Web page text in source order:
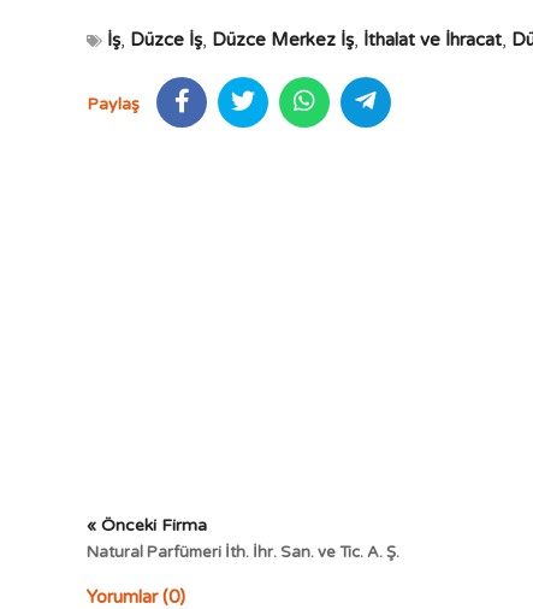
İş, Düzce İş, Düzce Merkez İş, İthalat ve İhracat,
Paylaş
« Önceki Firma
Natural Parfümeri İth. İhr. San. ve Tic. A. Ş.
Yorumlar (0)